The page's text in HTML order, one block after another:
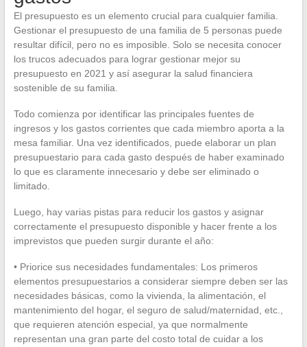
El presupuesto es un elemento crucial para cualquier familia.
Gestionar el presupuesto de una familia de 5 personas puede
resultar difícil, pero no es imposible. Solo se necesita conocer
los trucos adecuados para lograr gestionar mejor su
presupuesto en 2021 y así asegurar la salud financiera
sostenible de su familia.
Todo comienza por identificar las principales fuentes de
ingresos y los gastos corrientes que cada miembro aporta a la
mesa familiar. Una vez identificados, puede elaborar un plan
presupuestario para cada gasto después de haber examinado
lo que es claramente innecesario y debe ser eliminado o
limitado.
Luego, hay varias pistas para reducir los gastos y asignar
correctamente el presupuesto disponible y hacer frente a los
imprevistos que pueden surgir durante el año:
• Priorice sus necesidades fundamentales: Los primeros
elementos presupuestarios a considerar siempre deben ser las
necesidades básicas, como la vivienda, la alimentación, el
mantenimiento del hogar, el seguro de salud/maternidad, etc.,
que requieren atención especial, ya que normalmente
representan una gran parte del costo total de cuidar a los